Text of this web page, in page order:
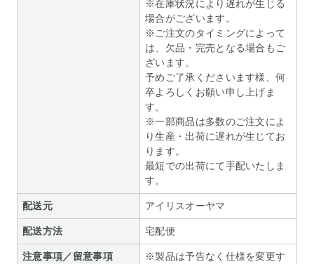
※在庫状況により遅れが生じる
場合がございます。
※ご注文のタイミングによって
は、欠品・完売となる場合もご
ざいます。
予めご了承くださいます様、何
卒よろしくお願い申し上げま
す。
※一部商品は多数のご注文によ
り生産・出荷に遅れが生じてお
ります。
最短での出荷にて手配いたしま
す。
配送元 アイリスオーヤマ
配送方法 宅配便
注意事項／留意事項
※製品は予告なく仕様を変更す